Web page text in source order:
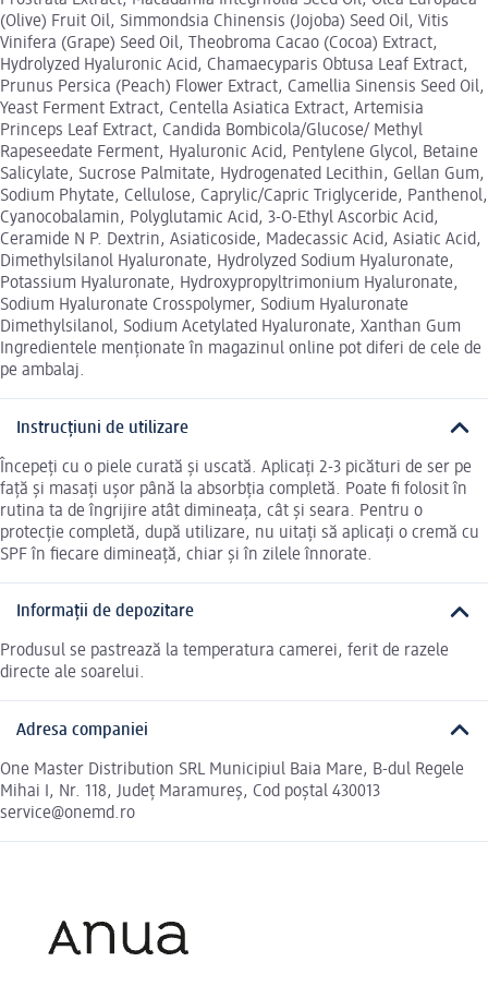
(Olive) Fruit Oil, Simmondsia Chinensis (Jojoba) Seed Oil, Vitis
Vinifera (Grape) Seed Oil, Theobroma Cacao (Cocoa) Extract,
Hydrolyzed Hyaluronic Acid, Chamaecyparis Obtusa Leaf Extract,
Prunus Persica (Peach) Flower Extract, Camellia Sinensis Seed Oil,
Yeast Ferment Extract, Centella Asiatica Extract, Artemisia
Princeps Leaf Extract, Candida Bombicola/Glucose/ Methyl
Rapeseedate Ferment, Hyaluronic Acid, Pentylene Glycol, Betaine
Salicylate, Sucrose Palmitate, Hydrogenated Lecithin, Gellan Gum,
Sodium Phytate, Cellulose, Caprylic/Capric Triglyceride, Panthenol,
Cyanocobalamin, Polyglutamic Acid, 3-O-Ethyl Ascorbic Acid,
Ceramide N P. Dextrin, Asiaticoside, Madecassic Acid, Asiatic Acid,
Dimethylsilanol Hyaluronate, Hydrolyzed Sodium Hyaluronate,
Potassium Hyaluronate, Hydroxypropyltrimonium Hyaluronate,
Sodium Hyaluronate Crosspolymer, Sodium Hyaluronate
Dimethylsilanol, Sodium Acetylated Hyaluronate, Xanthan Gum
Ingredientele menționate în magazinul online pot diferi de cele de
pe ambalaj.
Instrucțiuni de utilizare
Începeți cu o piele curată și uscată. Aplicați 2-3 picături de ser pe
față și masați ușor până la absorbția completă. Poate fi folosit în
rutina ta de îngrijire atât dimineața, cât și seara. Pentru o
protecție completă, după utilizare, nu uitați să aplicați o cremă cu
SPF în fiecare dimineață, chiar și în zilele înnorate.
Informații de depozitare
Produsul se pastrează la temperatura camerei, ferit de razele
directe ale soarelui.
Adresa companiei
One Master Distribution SRL Municipiul Baia Mare, B-dul Regele
Mihai I, Nr. 118, Județ Maramureş, Cod poștal 430013
service@onemd.ro